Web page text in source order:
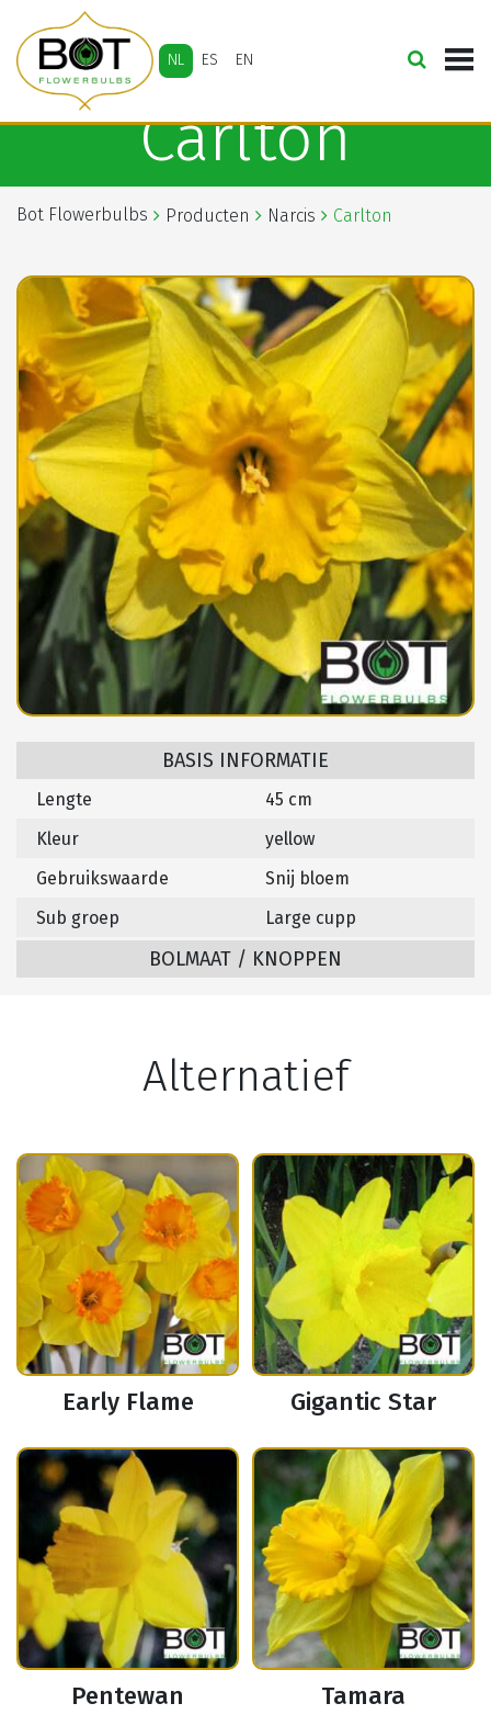
NL ES EN
Carlton
Bot Flowerbulbs Producten Narcis Carlton
BASIS INFORMATIE
Lengte
45 cm
Kleur
yellow
Gebruikswaarde
Snij bloem
Sub groep
Large cupp
BOLMAAT / KNOPPEN
Alternatief
Early Flame Gigantic Star
Pentewan Tamara